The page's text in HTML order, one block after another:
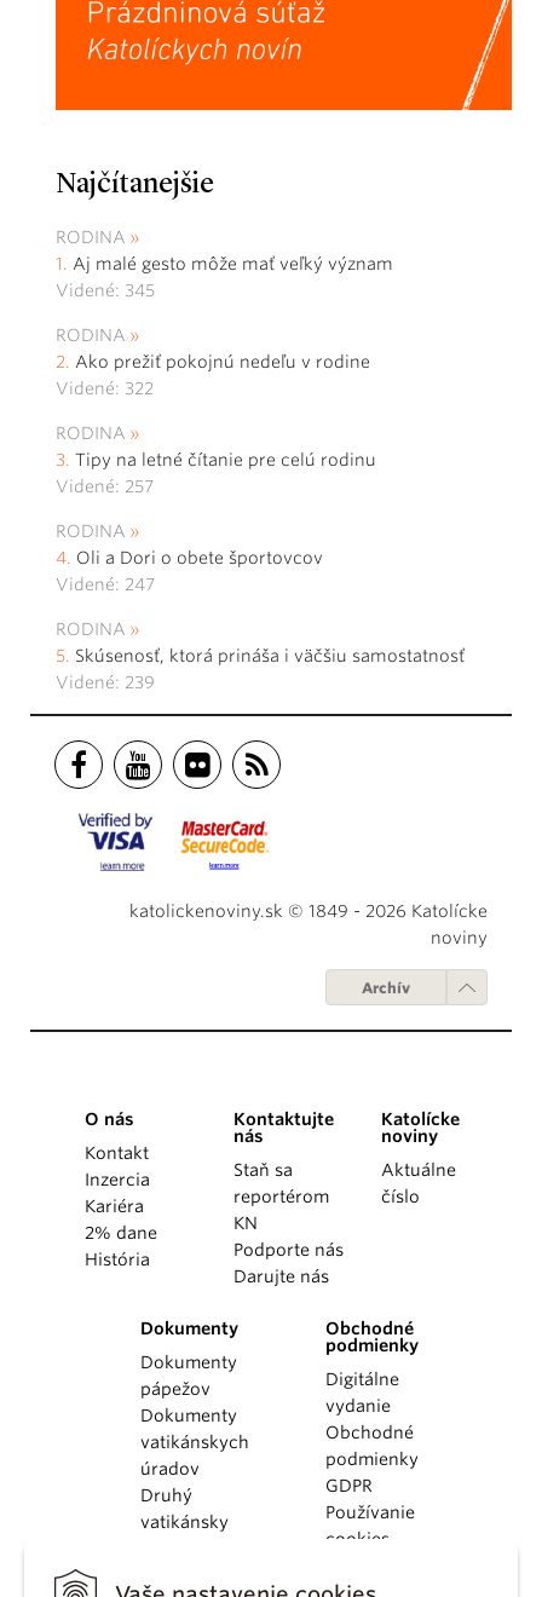
Najčítanejšie
RODINA
Aj malé gesto môže mať veľký význam
Videné: 345
RODINA
Ako prežiť pokojnú nedeľu v rodine
Videné: 322
RODINA
Tipy na letné čítanie pre celú rodinu
Videné: 257
RODINA
Oli a Dori o obete športovcov
Videné: 247
RODINA
Skúsenosť, ktorá prináša i väčšiu samostatnosť
Videné: 239
katolickenoviny.sk © 1849 - 2026 Katolícke
noviny
Archív
O nás
Kontakt
Inzercia
Kariéra
2% dane
História
Kontaktujte
nás
Staň sa
reportérom
KN
Podporte nás
Darujte nás
Katolícke
noviny
Aktuálne
číslo
Dokumenty
Dokumenty
pápežov
Dokumenty
vatikánskych
úradov
Druhý
vatikánsky
Obchodné
podmienky
Digitálne
vydanie
Obchodné
podmienky
GDPR
Používanie
cookies